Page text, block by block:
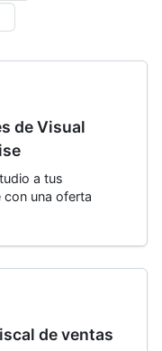
de Visual
a tus
una oferta
de ventas